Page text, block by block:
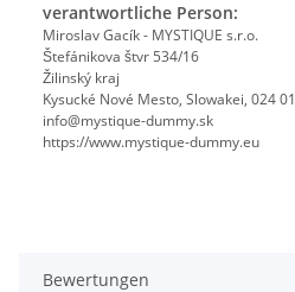
verantwortliche Person:
Miroslav Gacík - MYSTIQUE s.r.o.
Štefánikova štvr 534/16
Žilinský kraj
Kysucké Nové Mesto, Slowakei, 024 01
info@mystique-dummy.sk
https://www.mystique-dummy.eu
Bewertungen